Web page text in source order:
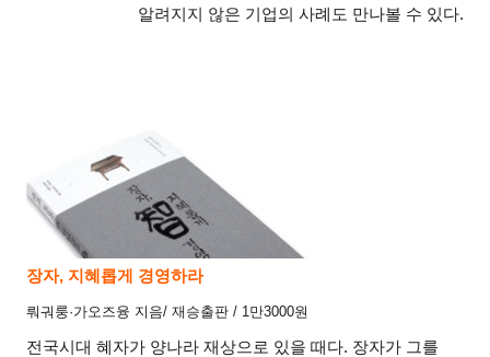
알려지지 않은 기업의 사례도 만나볼 수 있다.
장자, 지혜롭게 경영하라
뤄궈룽·가오즈융 지음/재승출판 / 1 만3000원
전국시대 혜자가 양나라 재상으로 있을 때다. 장자가 그를